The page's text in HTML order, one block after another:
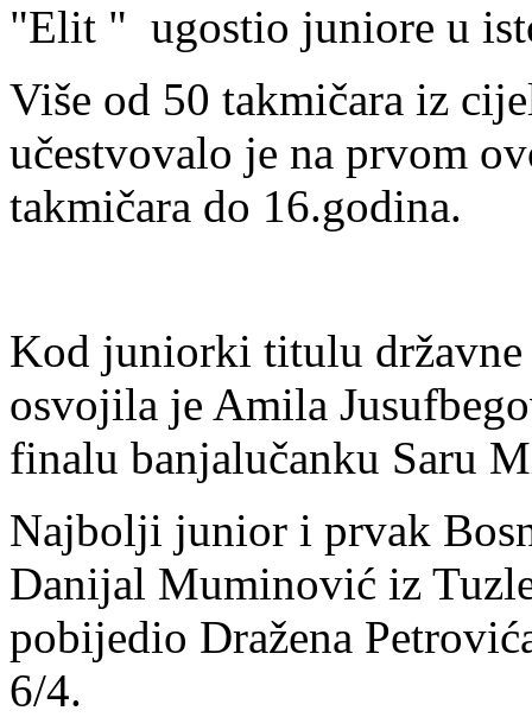
"Elit " ugostio juniore u
Više od 50 takmičara iz
učestvovalo je na prvom
takmičara do 16.godina.
Kod juniorki titulu
osvojila je Amila
finalu banjalučanku Saru
Najbolji junior i prvak
Danijal Muminović iz
pobijedio Dražena
6/4.